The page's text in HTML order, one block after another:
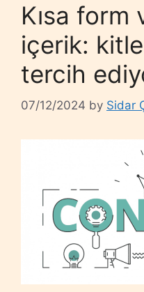
Kısa form
içerik:
tercih
07/12/2024 by Sidar